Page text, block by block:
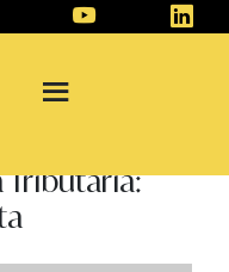
Tributaria: